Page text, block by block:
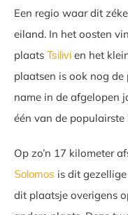
Een regio waar dit
eiland. In het oosten
plaats Tsilivi en het
plaatsen is ook nog
name in de afgelopen
één van de populairste
Op zo’n 17 kilometer
Solomos is dit
dit plaatsje overigens